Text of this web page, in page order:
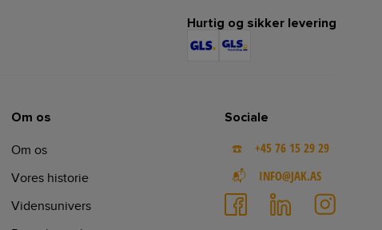
Hurtig og sikker levering
Om os
Om os
Vores historie
Vidensunivers
Sociale
☎️ +45 76 15 29 29
📬 INFO@JAK.AS